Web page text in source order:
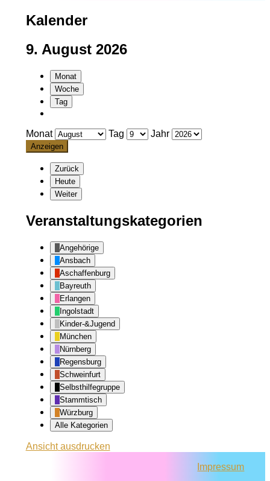
Kalender
9. August 2026
Monat
Woche
Tag
Monat Tag Jahr
Zurück
Heute
Weiter
Veranstaltungskategorien
Angehörige
Ansbach
Aschaffenburg
Bayreuth
Erlangen
Ingolstadt
Kinder-&Jugend
München
Nürnberg
Regensburg
Schweinfurt
Selbsthilfegruppe
Stammtisch
Würzburg
Alle Kategorien
Ansichtausdrucken
Impressum